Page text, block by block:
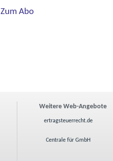
Zum Abo
Weitere Web-Angebote
ertragsteuerrecht.de
Centrale für GmbH